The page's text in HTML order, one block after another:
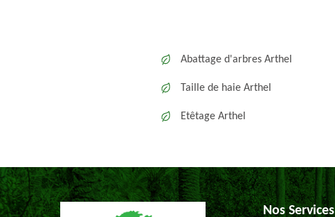
Abattage d'arbres Arthel
Taille de haie Arthel
Etêtage Arthel
Nos Services